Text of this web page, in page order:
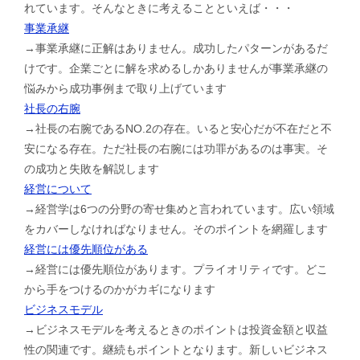
れています。そんなときに考えることといえば・・・
事業承継
→事業承継に正解はありません。成功したパターンがあるだ
けです。企業ごとに解を求めるしかありませんが事業承継の
悩みから成功事例まで取り上げています
社長の右腕
→社長の右腕であるNO.2の存在。いると安心だが不在だと不
安になる存在。ただ社長の右腕には功罪があるのは事実。そ
の成功と失敗を解説します
経営について
→経営学は6つの分野の寄せ集めと言われています。広い領域
をカバーしなければなりません。そのポイントを網羅します
経営には優先順位がある
→経営には優先順位があります。プライオリティです。どこ
から手をつけるのかがカギになります
ビジネスモデル
→ビジネスモデルを考えるときのポイントは投資金額と収益
性の関連です。継続もポイントとなります。新しいビジネス